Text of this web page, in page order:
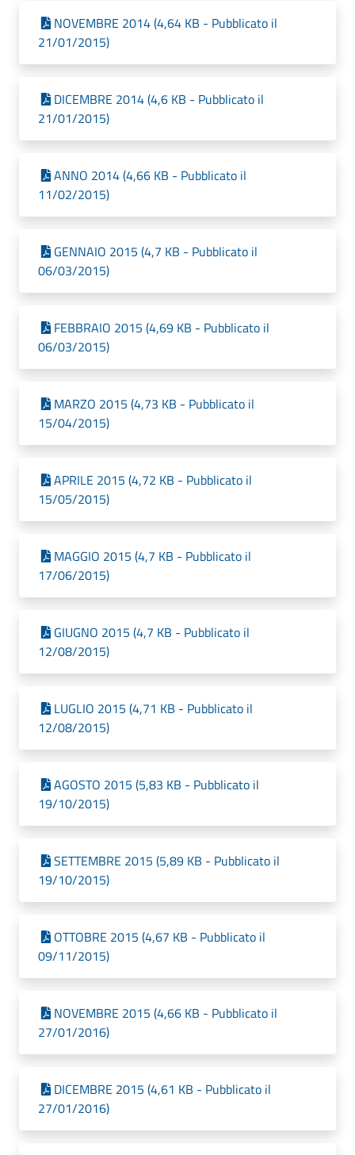
NOVEMBRE 2014 (4,64 KB - Pubblicato il
21/01/2015)
DICEMBRE 2014 (4,6 KB - Pubblicato il
21/01/2015)
ANNO 2014 (4,66 KB - Pubblicato il
11/02/2015)
GENNAIO 2015 (4,7 KB - Pubblicato il
06/03/2015)
FEBBRAIO 2015 (4,69 KB - Pubblicato il
06/03/2015)
MARZO 2015 (4,73 KB - Pubblicato il
15/04/2015)
APRILE 2015 (4,72 KB - Pubblicato il
15/05/2015)
MAGGIO 2015 (4,7 KB - Pubblicato il
17/06/2015)
GIUGNO 2015 (4,7 KB - Pubblicato il
12/08/2015)
LUGLIO 2015 (4,71 KB - Pubblicato il
12/08/2015)
AGOSTO 2015 (5,83 KB - Pubblicato il
19/10/2015)
SETTEMBRE 2015 (5,89 KB - Pubblicato il
19/10/2015)
OTTOBRE 2015 (4,67 KB - Pubblicato il
09/11/2015)
NOVEMBRE 2015 (4,66 KB - Pubblicato il
27/01/2016)
DICEMBRE 2015 (4,61 KB - Pubblicato il
27/01/2016)